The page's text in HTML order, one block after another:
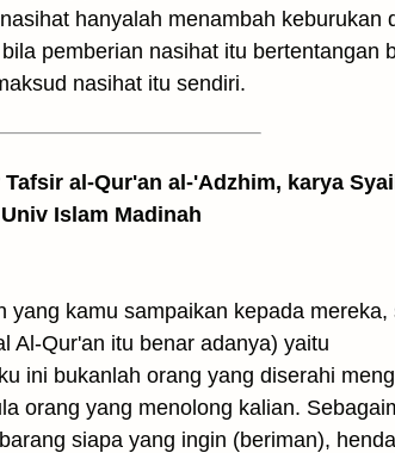
hanyalah menambah keburukan
pemberian nasihat itu bertentangan
nasihat itu sendiri.
al-Qur'an al-'Adzhim, karya
Islam Madinah
kamu sampaikan kepada mereka,
Al-Qur'an itu benar adanya) yaitu
ini bukanlah orang yang diserahi
orang yang menolong kalian.
siapa yang ingin (beriman),